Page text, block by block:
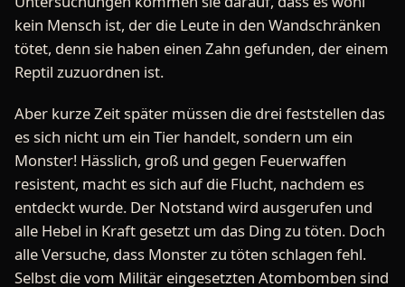
kein Mensch ist, der die Leute in den Wandschränken
tötet, denn sie haben einen Zahn gefunden, der einem
Reptil zuzuordnen ist.
Aber kurze Zeit später müssen die drei feststellen das
es sich nicht um ein Tier handelt, sondern um ein
Monster! Hässlich, groß und gegen Feuerwaffen
resistent, macht es sich auf die Flucht, nachdem es
entdeckt wurde. Der Notstand wird ausgerufen und
alle Hebel in Kraft gesetzt um das Ding zu töten. Doch
alle Versuche, dass Monster zu töten schlagen fehl.
Selbst die vom Militär eingesetzten Atombomben sind